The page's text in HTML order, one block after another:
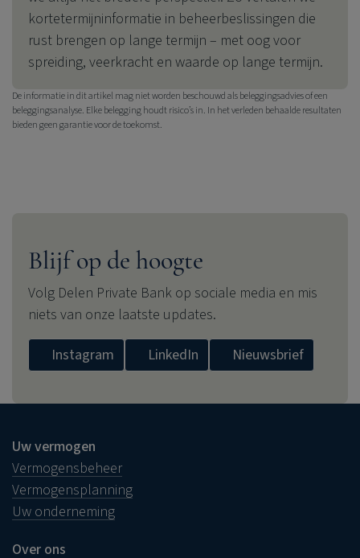
kortetermijninformatie in beheerbeslissingen die
rust brengen op lange termijn – met oog voor
spreiding, veerkracht en waarde op lange termijn.
De informatie in dit artikel mag niet worden beschouwd als beleggingsadvies of een
beleggingsanalyse. Elke belegging houdt risico’s in. In het verleden behaalde resultaten
bieden geen garantie voor de toekomst.
Blijf op de hoogte
Volg Delen Private Bank op sociale media en mis
niets van onze laatste updates.
Instagram
LinkedIn Nieuwsbrief
Uw vermogen
Vermogensbeheer
Vermogensplanning
Uw onderneming
Over ons